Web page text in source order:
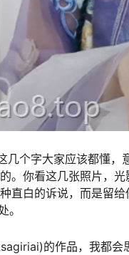
几个字大家应该都懂
。你看这几张照片，
直白的诉说，而是留
。
的作品，我都